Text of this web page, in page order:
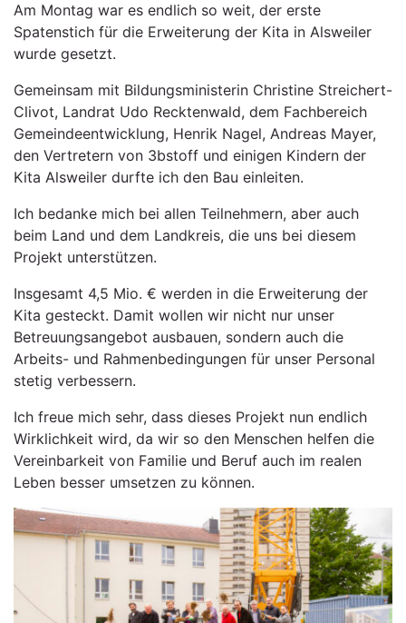
Am Montag war es endlich so weit, der erste
Spatenstich für die Erweiterung der Kita in Alsweiler
wurde gesetzt.
Gemeinsam mit Bildungsministerin Christine Streichert-
Clivot, Landrat Udo Recktenwald, dem Fachbereich
Gemeindeentwicklung, Henrik Nagel, Andreas Mayer,
den Vertretern von 3bstoff und einigen Kindern der
Kita Alsweiler durfte ich den Bau einleiten.
Ich bedanke mich bei allen Teilnehmern, aber auch
beim Land und dem Landkreis, die uns bei diesem
Projekt unterstützen.
Insgesamt 4,5 Mio. € werden in die Erweiterung der
Kita gesteckt. Damit wollen wir nicht nur unser
Betreuungsangebot ausbauen, sondern auch die
Arbeits- und Rahmenbedingungen für unser Personal
stetig verbessern.
Ich freue mich sehr, dass dieses Projekt nun endlich
Wirklichkeit wird, da wir so den Menschen helfen die
Vereinbarkeit von Familie und Beruf auch im realen
Leben besser umsetzen zu können.